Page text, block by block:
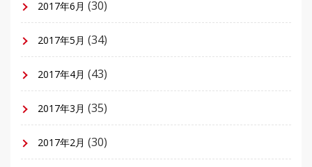
2017年6月 (30)
2017年5月 (34)
2017年4月 (43)
2017年3月 (35)
2017年2月 (30)